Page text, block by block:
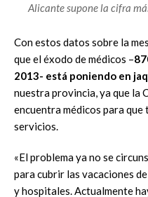
Alicante supone la cifra
Con estos datos sobre la
que el éxodo de médicos –
2013- está poniendo en
nuestra provincia, ya que la
encuentra médicos para
servicios.
«El problema ya no se
para cubrir las vacaciones
y hospitales. Actualmente